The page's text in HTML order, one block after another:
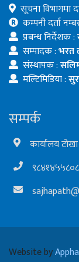
सूचना विभागमा
कम्पनी दर्ता
प्रबन्ध निर्देशक :
सम्पादक :भरत
संस्थापक :
मल्टिमिडिया :
सम्पर्क
कार्यालय
९८४१४५५८०८
Website by